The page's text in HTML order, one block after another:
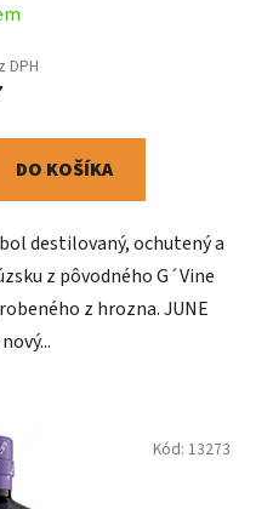
DPH
DO KOŠÍKA
destilovaný, ochutený a
z pôvodného G´Vine
z hrozna. JUNE
Kód: 13273